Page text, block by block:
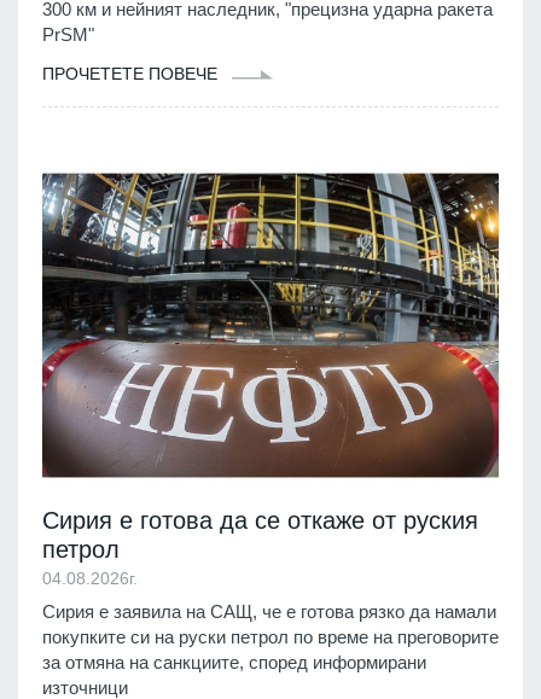
300 км и нейният наследник, "прецизна ударна ракета
PrSM"
ПРОЧЕТЕТЕ ПОВЕЧЕ
Сирия е готова да се откаже от руския
петрол
04.08.2026г.
Сирия е заявила на САЩ, че е готова рязко да намали
покупките си на руски петрол по време на преговорите
за отмяна на санкциите, според информирани
източници